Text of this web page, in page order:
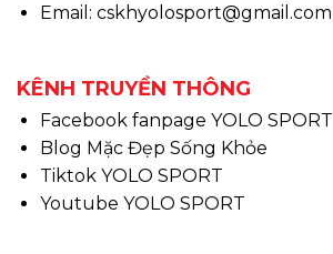
Email: cskhyolosport@gmail.com
KÊNH TRUYỀN THÔNG
Facebook fanpage YOLO SPORT
Blog Mặc Đẹp Sống Khỏe
Tiktok YOLO SPORT
Youtube YOLO SPORT